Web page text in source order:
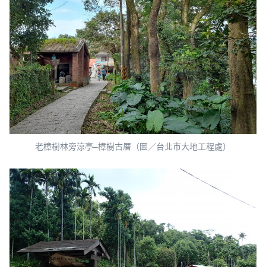
老樟樹林旁涼亭–樟樹古厝（圖／台北市大地工程處）